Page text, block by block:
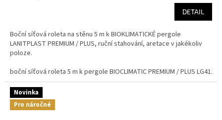
DETAIL
Boční síťová roleta na stěnu 5 m k BIOKLIMATICKÉ pergole
LANITPLAST PREMIUM / PLUS, ruční stahování, aretace v jakékoliv
poloze.
boční síťová roleta 5 m k pergole BIOCLIMATIC PREMIUM / PLUS LG4119
Novinka
Pro náročné